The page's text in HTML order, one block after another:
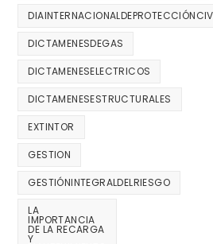
DICTAMENESDEGAS
DICTAMENESELECTRICOS
DICTAMENESESTRUCTURALES
EXTINTOR
GESTION
GESTIÓNINTEGRALDELRIESGO
LA
IMPORTANCIA
DE LA RECARGA
Y